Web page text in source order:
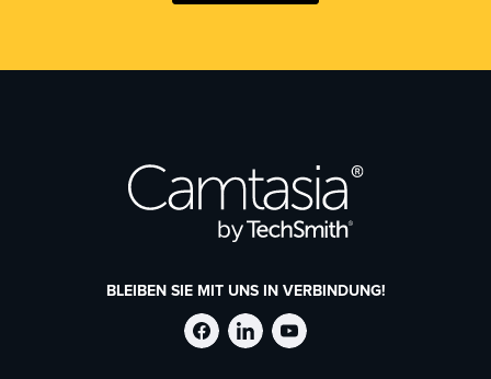
BLEIBEN SIE MIT UNS IN VERBINDUNG!
TechSmith
TechSmith
TechSmith